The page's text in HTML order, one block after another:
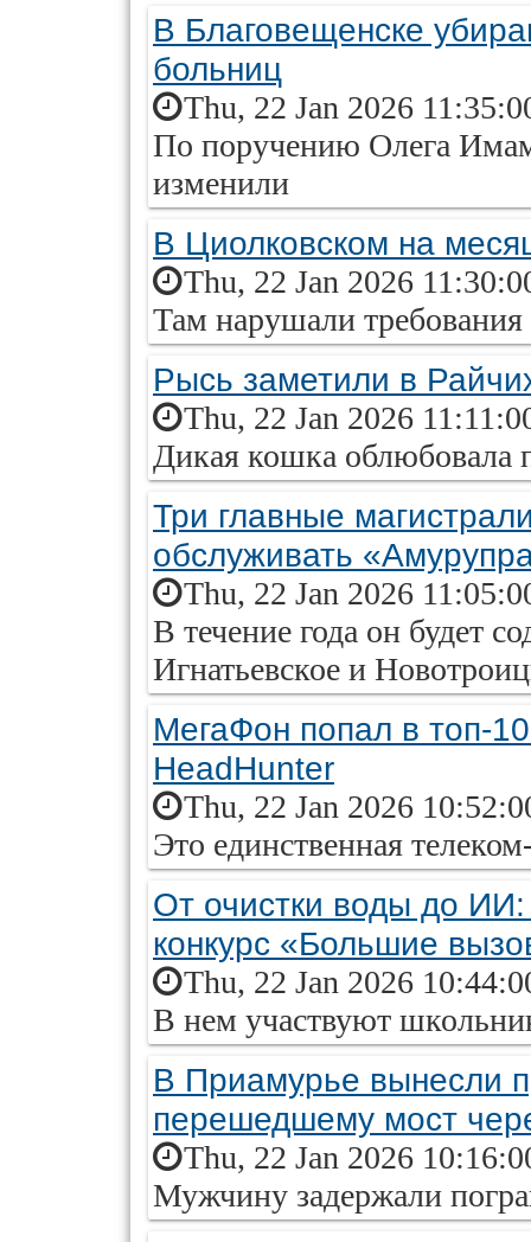
В Благовещенске
больниц
Thu, 22 Jan 2026
По поручению Олега
изменили
В Циолковском на
Thu, 22 Jan 2026
Там нарушали
Рысь заметили в
Thu, 22 Jan 2026
Дикая кошка облюбовала
Три главные
обслуживать
Thu, 22 Jan 2026
В течение года он будет
Игнатьевское и
МегаФон попал в топ-
HeadHunter
Thu, 22 Jan 2026
Это единственная
От очистки воды до
конкурс «Большие
Thu, 22 Jan 2026
В нем участвуют
В Приамурье вынесли
перешедшему мост
Thu, 22 Jan 2026
Мужчину задержали